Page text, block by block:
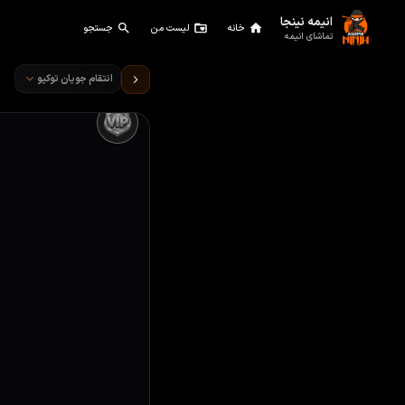
انیمه نینجا
تماشای انیمه
خانه لیست من جستجو
تماشای انیمه انتقام جویان
انتقام جویان توکیو